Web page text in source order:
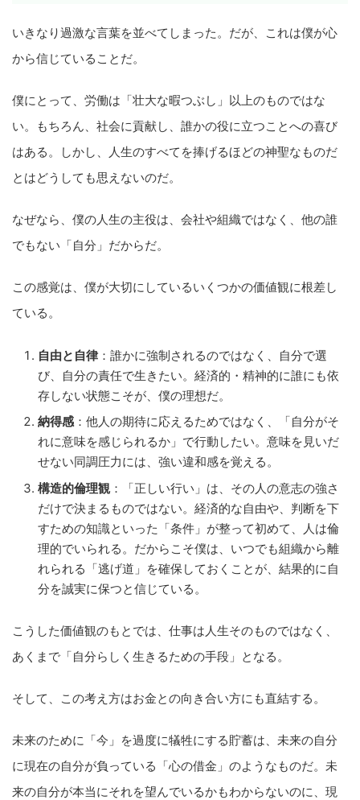
いきなり過激な言葉を並べてしまった。だが、これは僕が心
から信じていることだ。
僕にとって、労働は「壮大な暇つぶし」以上のものではな
い。もちろん、社会に貢献し、誰かの役に立つことへの喜び
はある。しかし、人生のすべてを捧げるほどの神聖なものだ
とはどうしても思えないのだ。
なぜなら、僕の人生の主役は、会社や組織ではなく、他の誰
でもない「自分」だからだ。
この感覚は、僕が大切にしているいくつかの価値観に根差し
ている。
自由と自律 ：誰かに強制されるのではなく、自分で選
び、自分の責任で生きたい。経済的・精神的に誰にも依
存しない状態こそが、僕の理想だ。
納得感：他人の期待に応えるためではなく、「自分がそ
れに意味を感じられるか」で行動したい。意味を見いだ
せない同調圧力には、強い違和感を覚える。
構造的倫理観：「正しい行い」は、その人の意志の強さ
だけで決まるものではない。経済的な自由や、判断を下
すための知識といった「条件」が整って初めて、人は倫
理的でいられる。だからこそ僕は、いつでも組織から離
れられる「逃げ道」を確保しておくことが、結果的に自
分を誠実に保つと信じている。
こうした価値観のもとでは、仕事は人生そのものではなく、
あくまで「自分らしく生きるための手段」となる。
そして、この考え方はお金との向き合い方にも直結する。
未来のために「今」を過度に犠牲にする貯蓄は、未来の自分
に現在の自分が負っている「心の借金」のようなものだ。未
来の自分が本当にそれを望んでいるかもわからないのに、現